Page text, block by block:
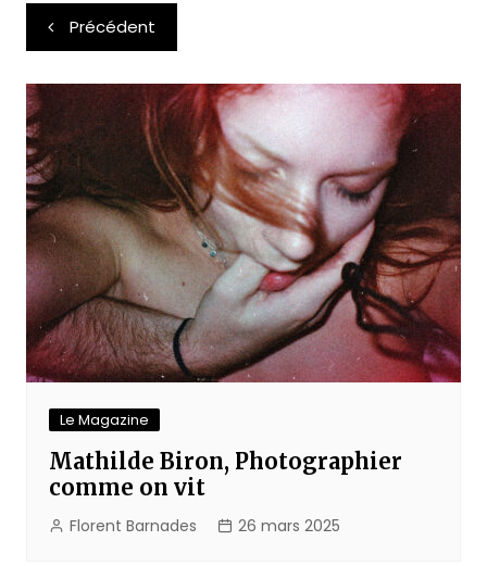
Navigation
de
l’article
Précédent
Le Magazine
Mathilde Biron, Photographier
comme on vit
Florent Barnades 26 mars 2025